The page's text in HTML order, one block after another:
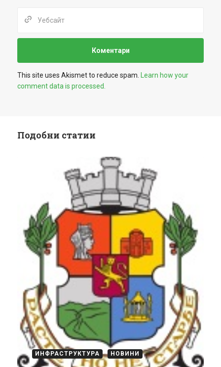
This site uses Akismet to reduce spam.
Learn how your
comment data is processed.
Подобни статии
ИНФРАСТРУКТУРА НОВИНИ